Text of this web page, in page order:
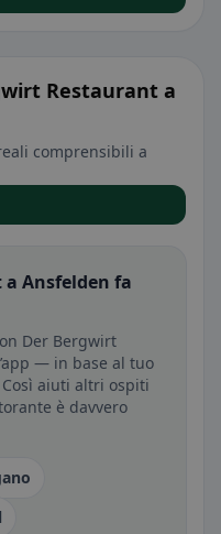
Restaurant a
comprensibili a
Ansfelden fa
Der Bergwirt
— in base al tuo
aiuti altri ospiti
è davvero